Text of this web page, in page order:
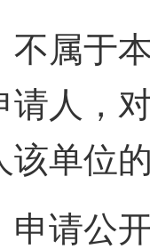
于本
请人，
该单位
公开